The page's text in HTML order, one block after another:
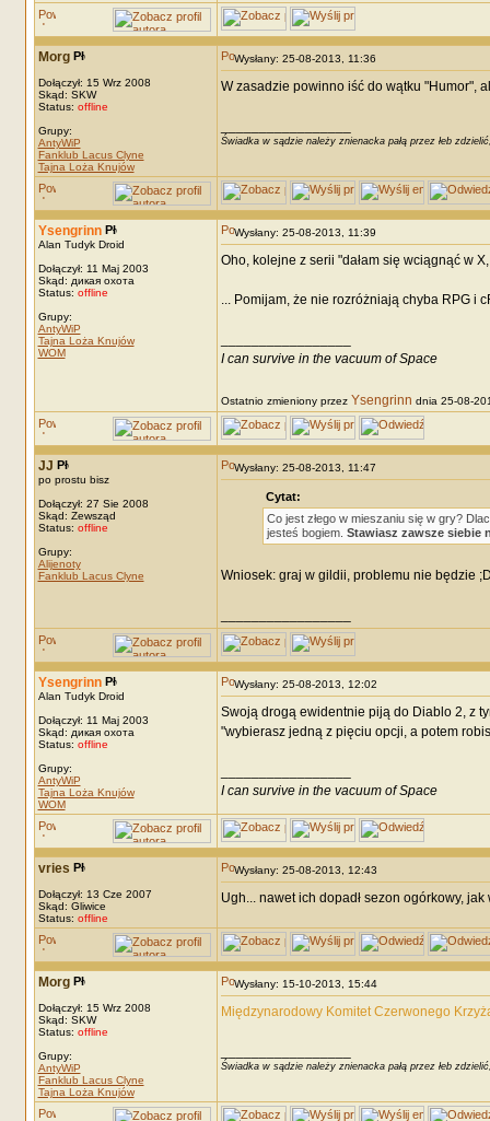
Morg
Dołączył: 15 Wrz 2008
Skąd: SKW
Status: offline
Grupy:
AntyWiP
Fanklub Lacus Clyne
Tajna Loża Knujów
Wysłany: 25-08-2013, 11:36
W zasadzie powinno iść do wątku "Humor",
Świadka w sądzie należy znienacka pałą przez łeb
Ysengrinn
Alan Tudyk Droid
Dołączył: 11 Maj 2003
Skąd: дикая охота
Status: offline
Grupy:
AntyWiP
Tajna Loża Knujów
WOM
Wysłany: 25-08-2013, 11:39
Oho, kolejne z serii "dałam się wciągnąć w
... Pomijam, że nie rozróżniają chyba RPG i
I can survive in the vacuum of Space
Ostatnio zmieniony przez Ysengrinn dnia 25-08-
JJ
po prostu bisz
Dołączył: 27 Sie 2008
Skąd: Zewsząd
Status: offline
Grupy:
Alijenoty
Fanklub Lacus Clyne
Wysłany: 25-08-2013, 11:47
Cytat:
Co jest złego w mieszaniu się w gry?
jesteś bogiem. Stawiasz zawsze siebie
Wniosek: graj w gildii, problemu nie będzie
Ysengrinn
Alan Tudyk Droid
Dołączył: 11 Maj 2003
Skąd: дикая охота
Status: offline
Grupy:
AntyWiP
Tajna Loża Knujów
WOM
Wysłany: 25-08-2013, 12:02
Swoją drogą ewidentnie piją do Diablo 2, z
"wybierasz jedną z pięciu opcji, a potem
I can survive in the vacuum of Space
vries
Dołączył: 13 Cze 2007
Skąd: Gliwice
Status: offline
Wysłany: 25-08-2013, 12:43
Ugh... nawet ich dopadł sezon ogórkowy, jak
Morg
Dołączył: 15 Wrz 2008
Skąd: SKW
Status: offline
Grupy:
AntyWiP
Fanklub Lacus Clyne
Tajna Loża Knujów
Wysłany: 15-10-2013, 15:44
Międzynarodowy Komitet Czerwonego
Świadka w sądzie należy znienacka pałą przez łeb